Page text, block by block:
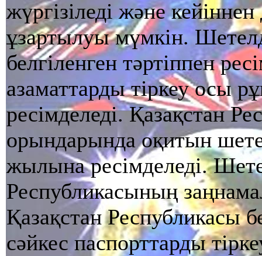
жүргiзiледi және
ұзартылуы мүмкiн.
белгiленген тәртiппен
азаматтарды тiркеу осы
ресiмделедi. Қазақстан
орындарында оқитын
жылына ресiмделедi.
Республикасының
Қазақстан Республикасы
сәйкес паспорттарды